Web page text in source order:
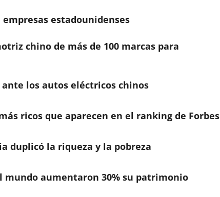
estadounidenses
chino de más de 100 marcas para
ante los autos eléctricos chinos
ricos que aparecen en el ranking de Forbes
duplicó la riqueza y la pobreza
mundo aumentaron 30% su patrimonio